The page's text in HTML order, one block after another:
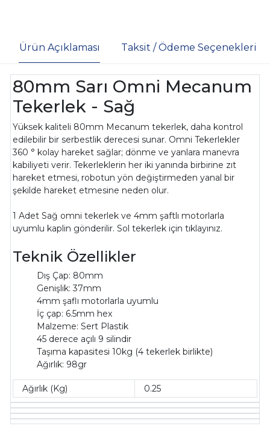
Ürün Açıklaması Taksit / Ödeme Seçenekleri
80mm Sarı Omni Mecanum
Tekerlek - Sağ
Yüksek kaliteli 80mm Mecanum tekerlek, daha kontrol
edilebilir bir serbestlik derecesi sunar. Omni Tekerlekler
360 ° kolay hareket sağlar; dönme ve yanlara manevra
kabiliyeti verir. Tekerleklerin her iki yanında birbirine zıt
hareket etmesi, robotun yön değiştirmeden yanal bir
şekilde hareket etmesine neden olur.
1 Adet Sağ omni tekerlek ve 4mm şaftlı motorlarla
uyumlu kaplin gönderilir. Sol tekerlek için tıklayınız.
Teknik Özellikler
Dış Çap: 80mm
Genişlik: 37mm
4mm şaflı motorlarla uyumlu
İç çap: 6.5mm hex
Malzeme: Sert Plastik
45 derece açılı 9 silindir
Taşıma kapasitesi 10kg (4 tekerlek birlikte)
Ağırlık: 98gr
Ağırlık (Kg) 0.25